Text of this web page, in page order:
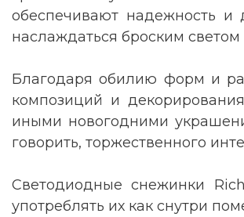
обеспечивают надежность и
наслаждаться броским
Благодаря обилию форм и
композиций и
иными новогодними
говорить, торжественного
Светодиодные снежинки
употреблять их как снутри